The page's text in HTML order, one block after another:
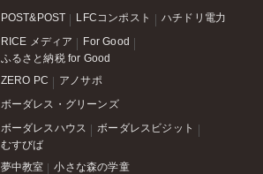
POST&POST LFCコンポスト ハチドリ電力
RICE メディア
For Good
ふるさと納税 for Good
ZERO PC アノサポ
ボーダレス・グリーンズ
ボーダレスハウス
ボーダレスビジット
むすびば
夢中教室 小さな森の学童